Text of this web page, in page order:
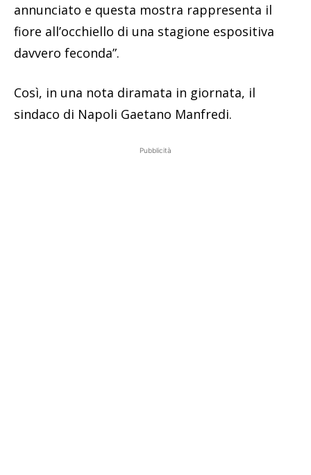
annunciato e questa mostra rappresenta il
fiore all’occhiello di una stagione espositiva
davvero feconda”.
Così, in una nota diramata in giornata, il
sindaco di Napoli Gaetano Manfredi.
Pubblicità